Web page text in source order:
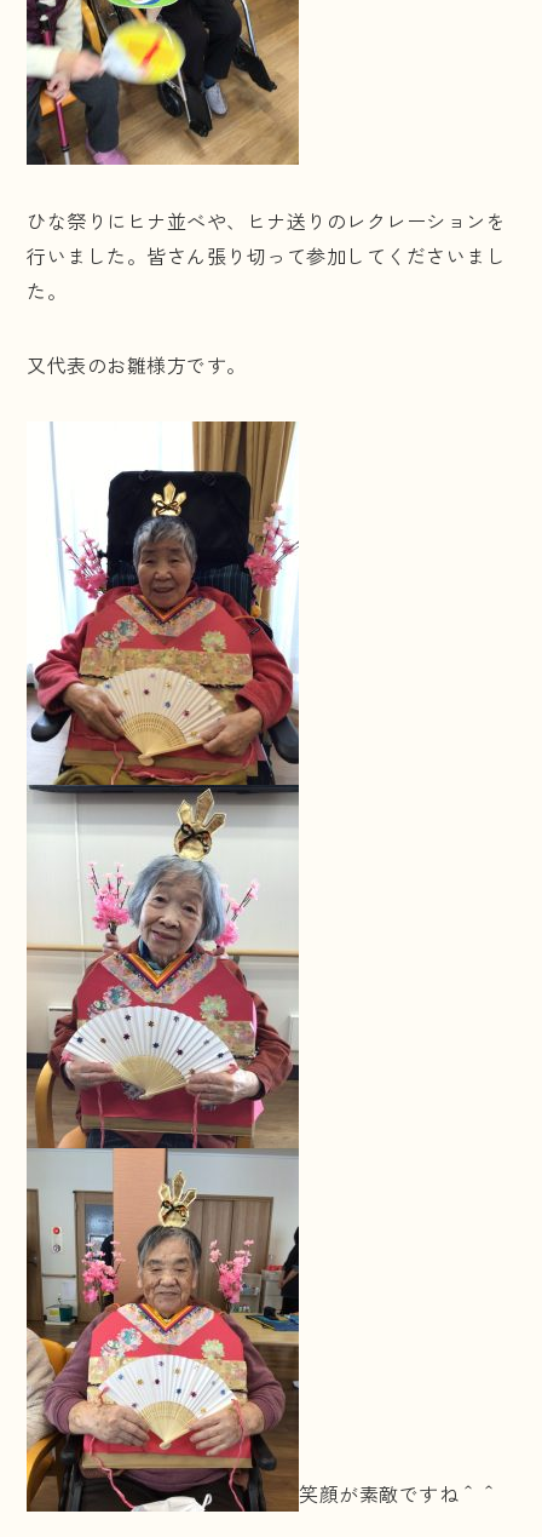
ひな祭りにヒナ並べや、ヒナ送りのレクレーションを
行いました。皆さん張り切って参加してくださいまし
た。
又代表のお雛様方です。
笑顔が素敵ですね＾＾